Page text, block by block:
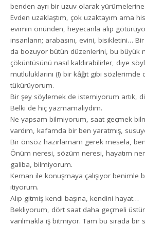
benden ayrı bir uzuv olarak
Evden uzaklaştım, çok uzaktayım ama
evimin önünden, heyecanla alıp
insanların; arabasını, evini, bisikletini…
da bozuyor bütün düzenlerini, bu büyük
çöküntüsünü nasıl kaldırabilirler, diye
mutluluklarını (!) bir kâğıt gibi sözlerimde
tükürüyorum.
Bir şey söylemek de istemiyorum artık,
Belki de hiç yazmamalıydım.
Ne yapsam bilmiyorum, saat geçmek
vardım, kafamda bir ben yaratmış,
Bir önsöz hazırlamam gerek mesela,
Önüm neresi, sözüm neresi, hayatım
galiba, bilmiyorum.
Keman ile konuşmaya çalışıyor benimle
itiyorum.
Alıp gitmiş kendi başına, kendini hayat…
Bekliyorum, dört saat daha geçmeli
varılmakla iş bitmiyor. Tam bu sırada bir